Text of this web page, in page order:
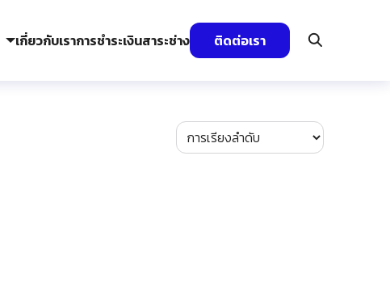
เกี่ยวกับเราการชำระเงินสาระช่าง ติดต่อเรา